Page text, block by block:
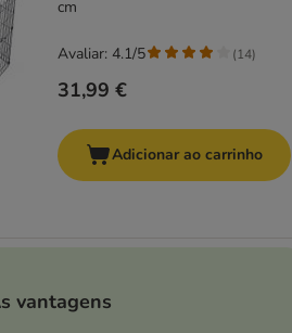
cm
31,99 €
Avaliar: 4.1/5 (14)
Adicionar ao carrinho
vantagens